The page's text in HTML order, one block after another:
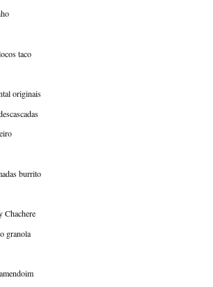
taco
originais
burrito
Chachere
granola